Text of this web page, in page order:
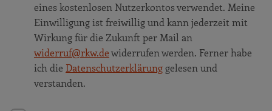
eines kostenlosen Nutzerkontos verwendet. Meine
Einwilligung ist freiwillig und kann jederzeit mit
Wirkung für die Zukunft per Mail an
widerruf@rkw.dewiderrufen werden. Ferner habe
ich die Datenschutzerklärunggelesen und
verstanden.